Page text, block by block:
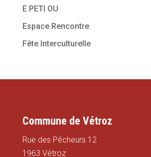
E PETI OU
Espace Rencontre
Fête Interculturelle
Commune de Vétroz
Rue des Pêcheurs 12
1963 Vétroz